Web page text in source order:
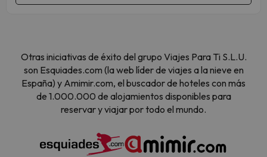
Otras iniciativas de éxito del grupo Viajes Para Ti S.L.U.
son Esquiades.com (la web líder de viajes a la nieve en
España) y Amimir.com, el buscador de hoteles con más
de 1.000.000 de alojamientos disponibles para
reservar y viajar por todo el mundo.